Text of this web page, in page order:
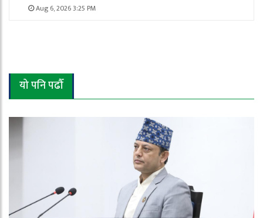
Aug 6, 2026 3:25 PM
यो पनि पढौँ